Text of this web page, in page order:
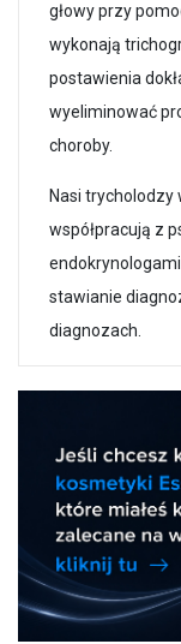
głowy przy
wykonają
postawienia
wyeliminować
choroby.
Nasi trycholodzy
współpracują z
stawianie
diagnozach.